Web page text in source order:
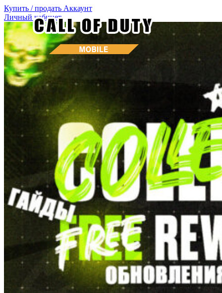
Купить / продать Аккаунт
Личный кабинет